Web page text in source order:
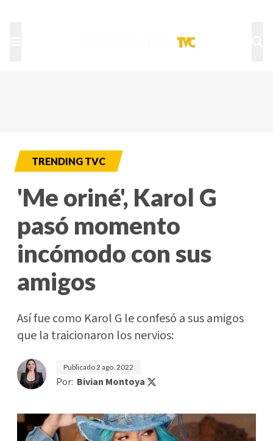
TRENDING TVC
'Me oriné', Karol G
pasó momento
incómodo con sus
amigos
Así fue como Karol G le confesó a sus amigos
que la traicionaron los nervios:
Publicado2 ago. 2022
Por: Bivian Montoya